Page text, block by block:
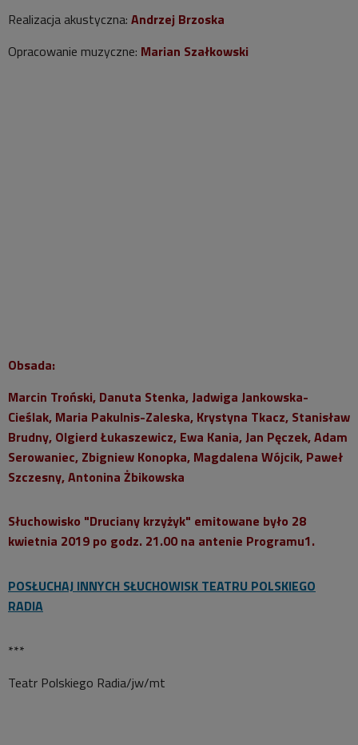
Realizacja akustyczna: Andrzej Brzoska
Opracowanie muzyczne: Marian Szałkowski
Obsada:
Marcin Troński, Danuta Stenka, Jadwiga Jankowska-
Cieślak, Maria Pakulnis-Zaleska, Krystyna Tkacz, Stanisław
Brudny, Olgierd Łukaszewicz, Ewa Kania, Jan Pęczek, Adam
Serowaniec, Zbigniew Konopka, Magdalena Wójcik, Paweł
Szczesny, Antonina Żbikowska
Słuchowisko "Druciany krzyżyk" emitowane było 28
kwietnia 2019 po godz. 21.00 na antenie Programu1.
POSŁUCHAJ INNYCH SŁUCHOWISK TEATRU POLSKIEGO
RADIA
***
Teatr Polskiego Radia/jw/mt